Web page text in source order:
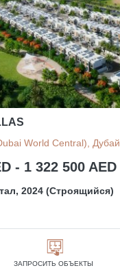
World Central), Дубай
- 1 322 500 AED
2024 (Строящийся)
ЗАПРОСИТЬ ОБЪЕКТЫ